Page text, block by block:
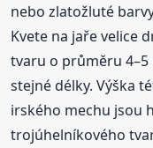
nebo zlatožluté
Kvete na jaře velice
tvaru o průměru
stejné délky. Výška
irského mechu jsou
trojúhelníkového